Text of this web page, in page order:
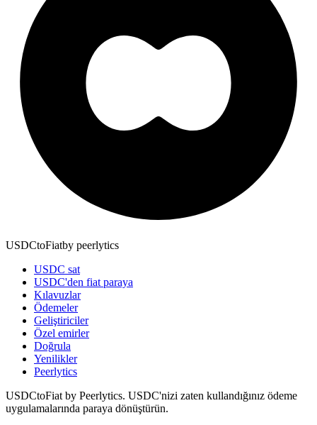
USDCtoFiatby peerlytics
USDC sat
USDC'den fiat paraya
Kılavuzlar
Ödemeler
Geliştiriciler
Özel emirler
Doğrula
Yenilikler
Peerlytics
USDCtoFiat by Peerlytics. USDC'nizi zaten kullandığınız ödeme
uygulamalarında paraya dönüştürün.